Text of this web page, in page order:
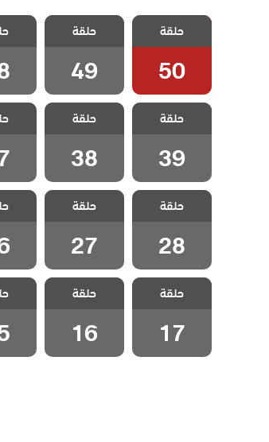
مسلسل التضحية
الحلقة 50
والاخيرة
حلقة
50
مسلسل التضحية
الحلقة 49
حلقة
49
مسلسل
مسلسل التضحية
الحلقة 39
حلقة
39
مسلسل التضحية
الحلقة 38
حلقة
38
مسلسل
مسلسل التضحية
الحلقة 28
حلقة
28
مسلسل التضحية
الحلقة 27
حلقة
27
مسلسل
مسلسل التضحية
الحلقة 17
حلقة
17
مسلسل التضحية
الحلقة 16
حلقة
16
مسلسل